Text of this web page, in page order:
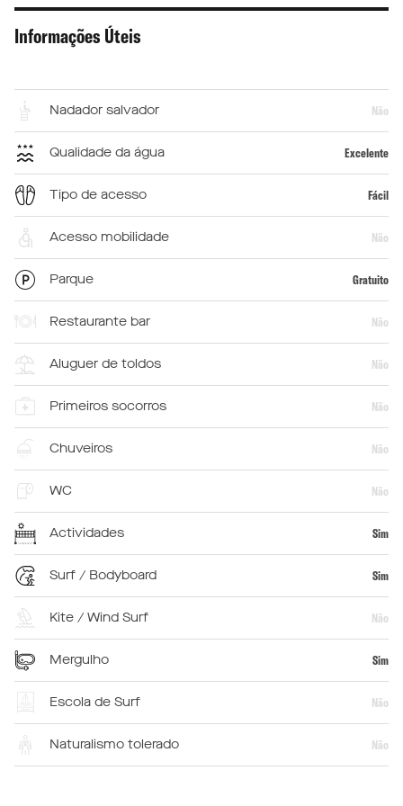
Informações Úteis
Nadador salvador Não
Qualidade da água Excelente
Tipo de acesso Fácil
Acesso mobilidade Não
Parque Gratuito
Restaurante bar Não
Aluguer de toldos Não
Primeiros socorros Não
Chuveiros Não
WC Não
Actividades Sim
Surf / Bodyboard Sim
Kite / Wind Surf Não
Mergulho Sim
Escola de Surf Não
Naturalismo tolerado Não